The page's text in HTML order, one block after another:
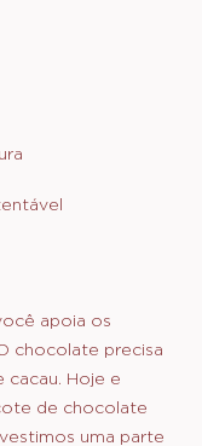
apoia os
chocolate precisa
cacau. Hoje e
de chocolate
uma parte